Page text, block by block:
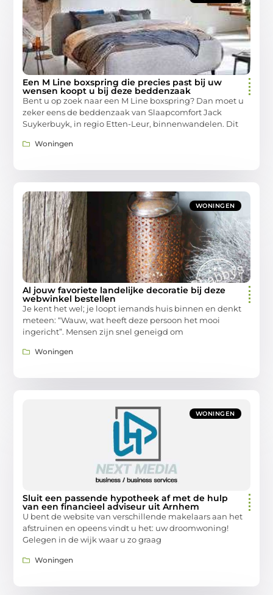
Een M Line boxspring die precies past bij uw
wensen koopt u bij deze beddenzaak
Bent u op zoek naar een M Line boxspring? Dan moet u
zeker eens de beddenzaak van Slaapcomfort Jack
Suykerbuyk, in regio Etten-Leur, binnenwandelen. Dit
Woningen
WONINGEN
Al jouw favoriete landelijke decoratie bij deze
webwinkel bestellen
Je kent het wel; je loopt iemands huis binnen en denkt
meteen: “Wauw, wat heeft deze persoon het mooi
ingericht”. Mensen zijn snel geneigd om
Woningen
WONINGEN
Sluit een passende hypotheek af met de hulp
van een financieel adviseur uit Arnhem
U bent de website van verschillende makelaars aan het
afstruinen en opeens vindt u het: uw droomwoning!
Gelegen in de wijk waar u zo graag
Woningen